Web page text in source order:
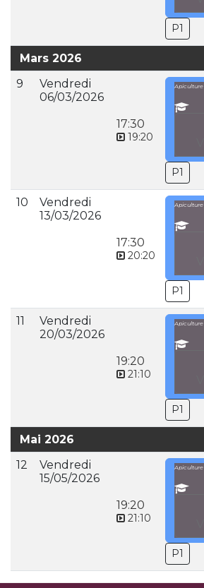
P1
Mars 2026
9
Vendredi
06/03/2026
17:30
19:20
Apiculture
P1
10
Vendredi
13/03/2026
17:30
20:20
Apiculture
P1
11
Vendredi
20/03/2026
19:20
21:10
Apiculture
P1
Mai 2026
12
Vendredi
15/05/2026
19:20
21:10
Apiculture
P1